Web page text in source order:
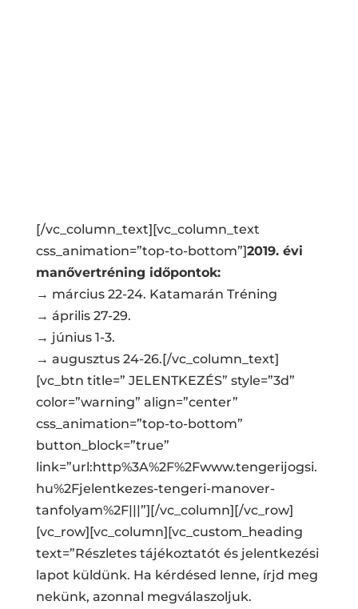
[/vc_column_text][vc_column_text
css_animation=”top-to-bottom”]2019. évi
manővertréning időpontok:
→ március 22-24. Katamarán Tréning
→ április 27-29.
→ június 1-3.
→ augusztus 24-26.[/vc_column_text]
[vc_btn title=” JELENTKEZÉS” style=”3d”
color=”warning” align=”center”
css_animation=”top-to-bottom”
button_block=”true”
link=”url:http%3A%2F%2Fwww.tengerijogsi.
hu%2Fjelentkezes-tengeri-manover-
tanfolyam%2F|||”][/vc_column][/vc_row]
[vc_row][vc_column][vc_custom_heading
text=”Részletes tájékoztatót és jelentkezési
lapot küldünk. Ha kérdésed lenne, írjd meg
nekünk, azonnal megválaszoljuk.